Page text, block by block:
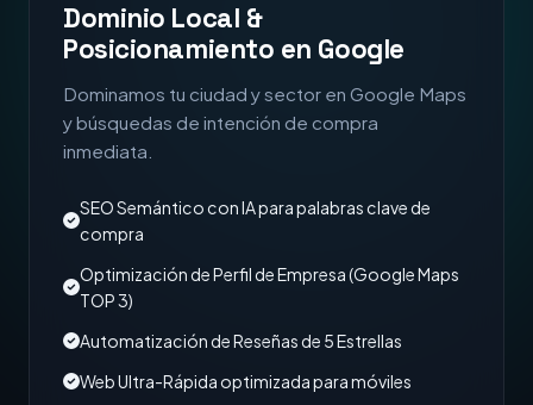
Dominio Local &
Posicionamiento en Google
Dominamos tu ciudad y sector en Google Maps
y búsquedas de intención de compra
inmediata.
SEO Semántico con IA para palabras clave de
compra
Optimización de Perfil de Empresa (Google Maps
TOP 3)
Automatización de Reseñas de 5 Estrellas
Web Ultra-Rápida optimizada para móviles